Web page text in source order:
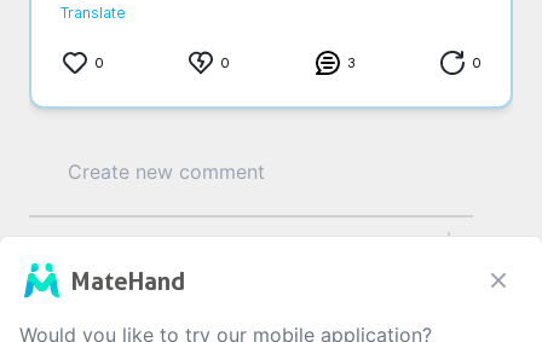
Translate
0 0 3 0
MateHand
Would you like to try our mobile application?